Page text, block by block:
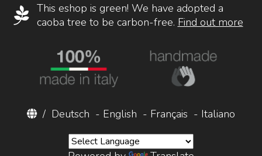
This eshop is green! We have adopted a
caoba tree to be carbon-free. Find out more
/ Deutsch - English - Français - Italiano